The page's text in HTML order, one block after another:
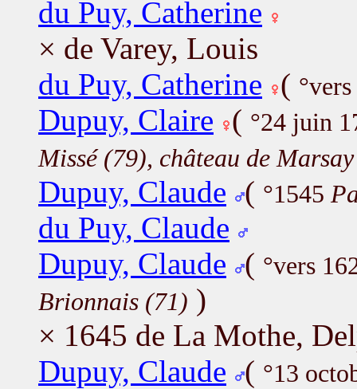
du Puy, Catherine
× de Varey, Louis
du Puy, Catherine (
Dupuy, Claire ( °24 juin
Missé (79), château de Marsay
Dupuy, Claude ( °1545
du Puy, Claude
Dupuy, Claude ( °vers
Brionnais (71) )
× 1645 de La Mothe,
Dupuy, Claude ( °13